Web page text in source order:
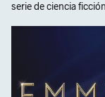
serie de ciencia